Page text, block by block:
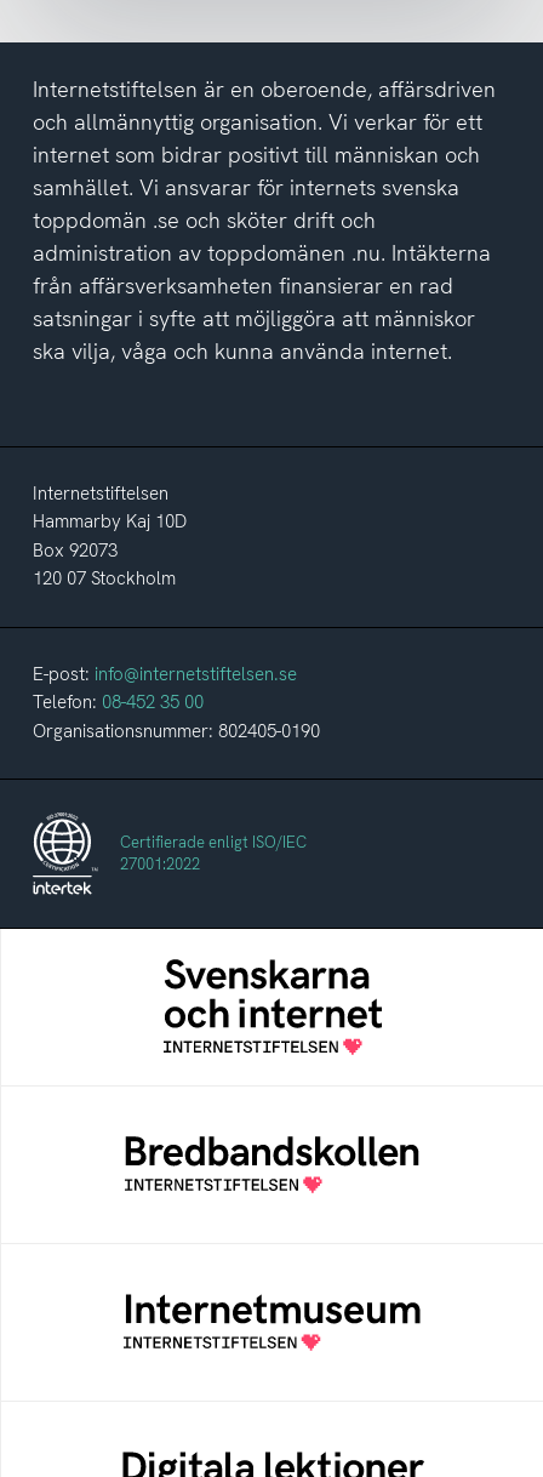
del
av
integritetspolicyn
Internetstiftelsen är en oberoende, affärsdriven
och allmännyttig organisation. Vi verkar för ett
internet som bidrar positivt till människan och
samhället. Vi ansvarar för internets svenska
toppdomän .se och sköter drift och
administration av toppdomänen .nu. Intäkterna
från affärsverksamheten finansierar en rad
satsningar i syfte att möjliggöra att människor
ska vilja, våga och kunna använda internet.
Internetstiftelsen
Hammarby Kaj 10D
Box 92073
120 07 Stockholm
E-post: info@internetstiftelsen.se
Telefon: 08-452 35 00
Organisationsnummer: 802405-0190
Certifierade enligt ISO/IEC
27001:2022
Svenskarna och internet
En årlig studie av svenska folkets
internetvanor
Bredbandskollen är ett oberoende
konsumentverktyg som drivs av
Internetstiftelsen
Ett digitalt museum som byggts, och kureras
av Internetstiftelsen